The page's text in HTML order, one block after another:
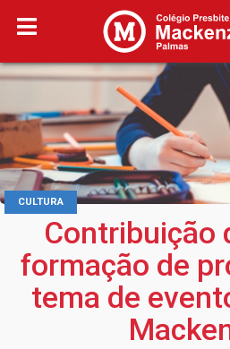
CULTURA
Contribuição
formação de
tema de